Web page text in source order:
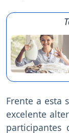
Frente a esta
excelente